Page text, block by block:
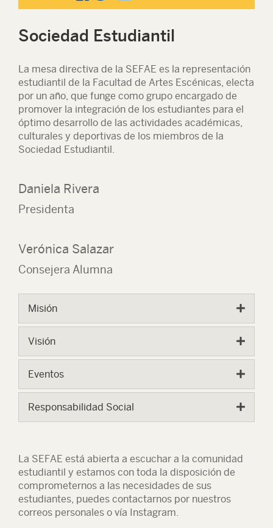
Sociedad Estudiantil
La mesa directiva de la SEFAE es la representación
estudiantil de la Facultad de Artes Escénicas, electa
por un año, que funge como grupo encargado de
promover la integración de los estudiantes para el
óptimo desarrollo de las actividades académicas,
culturales y deportivas de los miembros de la
Sociedad Estudiantil.
Daniela Rivera
Presidenta
Verónica Salazar
Consejera Alumna
Misión
Visión
Eventos
Responsabilidad Social
La SEFAE está abierta a escuchar a la comunidad
estudiantil y estamos con toda la disposición de
comprometernos a las necesidades de sus
estudiantes, puedes contactarnos por nuestros
correos personales o vía Instagram.